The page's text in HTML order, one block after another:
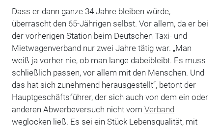
Dass er dann ganze 34 Jahre bleiben würde,
überrascht den 65-Jährigen selbst. Vor allem, da er bei
der vorherigen Station beim Deutschen Taxi- und
Mietwagenverband nur zwei Jahre tätig war. „Man
weiß ja vorher nie, ob man ­lange dabeibleibt. Es muss
schließlich ­passen, vor allem mit den Menschen. Und
das hat sich zunehmend herausgestellt“, betont der
Hauptgeschäftsführer, der sich auch von dem ein oder
anderen Abwerbe­versuch nicht vom Verband
weglocken ließ. Es sei ein Stück Lebensqualität, mit